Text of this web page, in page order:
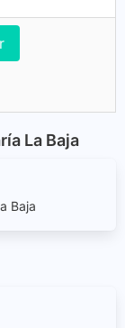
La Baja
Baja